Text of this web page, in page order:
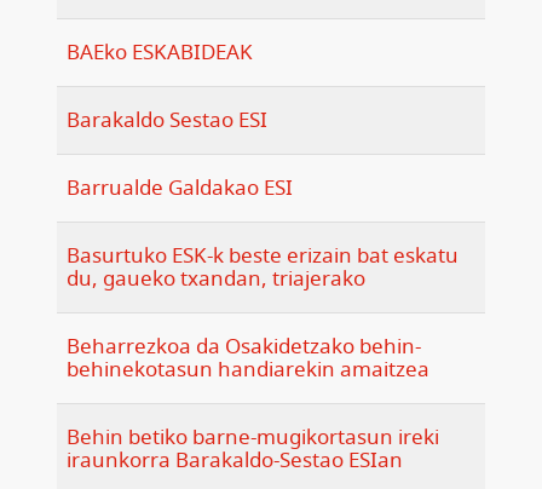
BAEko ESKABIDEAK
Barakaldo Sestao ESI
Barrualde Galdakao ESI
Basurtuko ESK-k beste erizain bat eskatu
du, gaueko txandan, triajerako
Beharrezkoa da Osakidetzako behin-
behinekotasun handiarekin amaitzea
Behin betiko barne-mugikortasun ireki
iraunkorra Barakaldo-Sestao ESIan